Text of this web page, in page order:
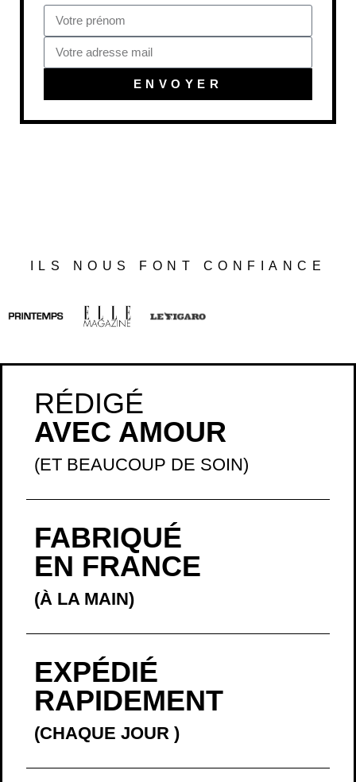
ENVOYER
ILS NOUS FONT CONFIANCE
RÉDIGÉ
AVEC AMOUR
(ET BEAUCOUP DE SOIN)
FABRIQUÉ
EN FRANCE
(À LA MAIN)
EXPÉDIÉ
RAPIDEMENT
(CHAQUE JOUR )